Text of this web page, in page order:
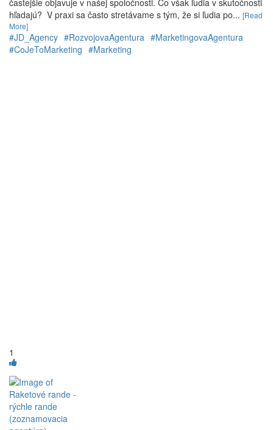
hľadajú? V praxi sa často stretávame s tým, že si ľudia po... [Read
More]
#JD_Agency #RozvojovaAgentura #MarketingovaAgentura
#CoJeToMarketing #Marketing
1